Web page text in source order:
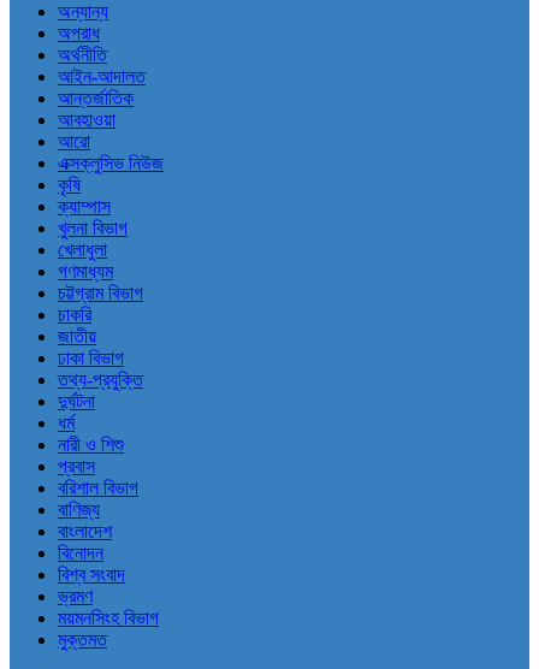
অন্যান্য
অপরাধ
অর্থনীতি
আইন-আদালত
আন্তর্জাতিক
আবহাওয়া
আরো
এক্সক্লুসিভ নিউজ
কৃষি
ক্যাম্পাস
খুলনা বিভাগ
খেলাধুলা
গণমাধ্যম
চট্টগ্রাম বিভাগ
চাকরি
জাতীয়
ঢাকা বিভাগ
তথ্য-প্রযুক্তি
দুর্ঘটনা
ধর্ম
নারী ও শিশু
প্রবাস
বরিশাল বিভাগ
বাণিজ্য
বাংলাদেশ
বিনোদন
বিশ্ব সংবাদ
ভ্রমণ
ময়মনসিংহ বিভাগ
মুক্তমত